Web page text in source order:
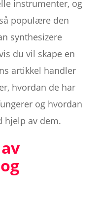
instrumenter, og
populære den
synthesizere
du vil skape en
artikkel handler
hvordan de har
og hvordan
hjelp av dem.